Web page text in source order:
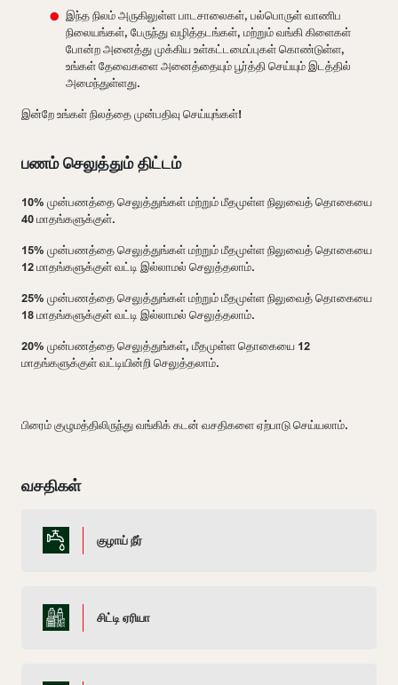
இந்த நிலம் அருகிலுள்ள பாடசாலைகள், பல்பொருள் வாணிப
நிலையங்கள், பேருந்து வழித்தடங்கள், மற்றும் வங்கி கிளைகள்
போன்ற அனைத்து முக்கிய உள்கட்டமைப்புகள் கொண்டுள்ள,
உங்கள் தேவைகளை அனைத்தையும் பூர்த்தி செய்யும் இடத்தில்
அமைந்துள்ளது.
இன்றே உங்கள் நிலத்தை முன்பதிவு செய்யுங்கள்!
பணம் செலுத்தும் திட்டம்
10% முன்பணத்தை செலுத்துங்கள் மற்றும் மீதமுள்ள நிலுவைத் தொகையை
40 மாதங்களுக்குள்.
15% முன்பணத்தை செலுத்துங்கள் மற்றும் மீதமுள்ள நிலுவைத் தொகையை
12 மாதங்களுக்குள் வட்டி இல்லாமல் செலுத்தலாம்.
25% முன்பணத்தை செலுத்துங்கள் மற்றும் மீதமுள்ள நிலுவைத் தொகையை
18 மாதங்களுக்குள் வட்டி இல்லாமல் செலுத்தலாம்.
20% முன்பணத்தை செலுத்துங்கள், மீதமுள்ள தொகையை 12
மாதங்களுக்குள் வட்டியின்றி செலுத்தலாம்.
பிரைம் குழுமத்திலிருந்து வங்கிக் கடன் வசதிகளை ஏற்பாடு செய்யலாம்.
வசதிகள்
குழாய் நீர்
சிட்டி ஏரியா